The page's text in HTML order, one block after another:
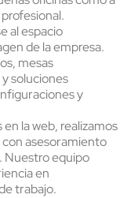
al espacio
de la empresa.
mesas
soluciones
y
la web, realizamos
asesoramiento
Nuestro equipo
en
trabajo.